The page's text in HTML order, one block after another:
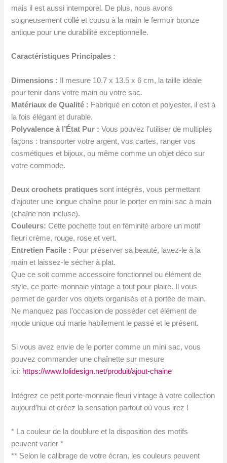
mais il est aussi intemporel. De plus, nous avons
soigneusement collé et cousu à la main le fermoir bronze
antique pour une durabilité exceptionnelle.
Caractéristiques Principales :
Dimensions : Il mesure 10.7 x 13.5 x 6 cm, la taille idéale
pour tenir dans votre main ou votre sac.
Matériaux de Qualité : Fabriqué en coton et polyester, il est à
la fois élégant et durable.
Polyvalence à l’État Pur : Vous pouvez l’utiliser de multiples
façons : transporter votre argent, vos cartes, ranger vos
cosmétiques et bijoux, ou même comme un objet déco sur
votre commode.
Deux crochets pratiques sont intégrés, vous permettant
d’ajouter une longue chaîne pour le porter en mini sac à main
(chaîne non incluse).
Couleurs: Cette pochette tout en féminité arbore un motif
fleuri crème, rouge, rose et vert.
Entretien Facile : Pour préserver sa beauté, lavez-le à la
main et laissez-le sécher à plat.
Que ce soit comme accessoire fonctionnel ou élément de
style, ce porte-monnaie vintage a tout pour plaire. Il vous
permet de garder vos objets organisés et à portée de main.
Ne manquez pas l’occasion de posséder cet élément de
mode unique qui marie habilement le passé et le présent.
Si vous avez envie de le porter comme un mini sac, vous
pouvez commander une chaînette sur mesure
ici: https://www.lolidesign.net/produit/ajout-chaine
Intégrez ce petit porte-monnaie fleuri vintage à votre collection
aujourd’hui et créez la sensation partout où vous irez !
* La couleur de la doublure et la disposition des motifs
peuvent varier *
** Selon le calibrage de votre écran, les couleurs peuvent